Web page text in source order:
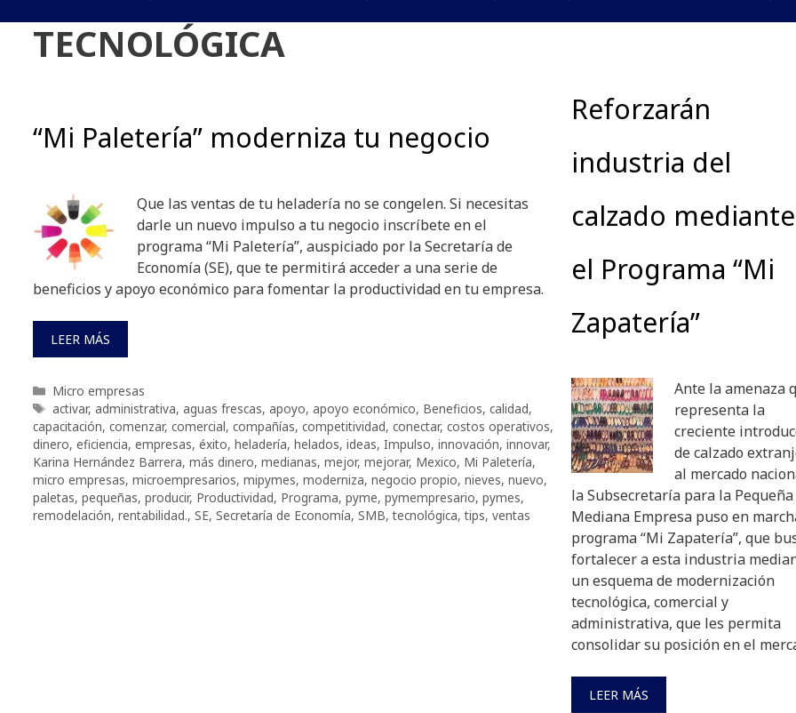
TECNOLÓGICA
“Mi Paletería” moderniza tu negocio
Que las ventas de tu heladería no se congelen. Si necesitas
darle un nuevo impulso a tu negocio inscríbete en el
programa “Mi Paletería”, auspiciado por la Secretaría de
Economía (SE), que te permitirá acceder a una serie de
beneficios y apoyo económico para fomentar la productividad en tu empresa.
LEER MÁS
Categorías
Micro empresas
Etiquetas
activar, administrativa, aguas frescas, apoyo, apoyo económico, Beneficios, calidad,
capacitación, comenzar, comercial, compañías, competitividad, conectar, costos operativos,
dinero, eficiencia, empresas, éxito, heladería, helados, ideas, Impulso, innovación, innovar,
Karina Hernández Barrera, más dinero, medianas, mejor, mejorar, Mexico, Mi Paletería,
micro empresas, microempresarios, mipymes, moderniza, negocio propio, nieves, nuevo,
paletas, pequeñas, producir, Productividad, Programa, pyme, pymempresario, pymes,
remodelación, rentabilidad., SE, Secretaría de Economía, SMB,tecnológica,tips, ventas
Reforzarán
industria del
calzado mediante
el Programa “Mi
Zapatería”
Ante la amenaza
representa la
creciente
de calzado
al mercado
la Subsecretaría para la Pequeña
Mediana Empresa puso en
programa “Mi Zapatería”, que
fortalecer a esta industria
un esquema de modernización
tecnológica, comercial y
administrativa, que les permita
consolidar su posición en el
LEER MÁS